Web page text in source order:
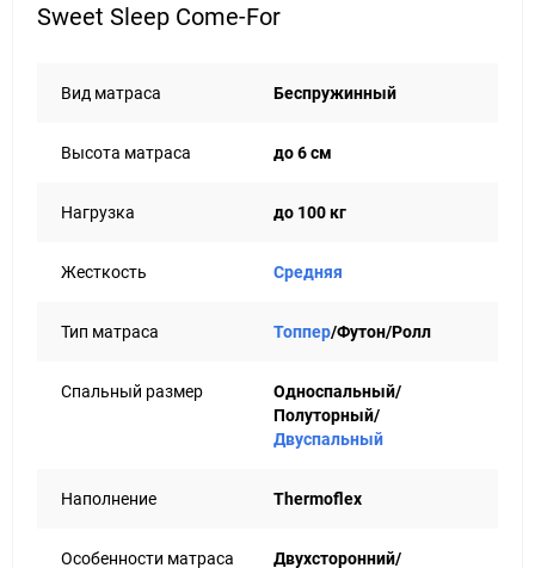
лишнего. Его легко уложить на диван, раскладушку,
гостевую кровать или даже на пол - и везде он
баланс для тех, кто не хочет проваливаться, но и не спать
на доске.
экспериментируйте, дайте себе шанс выбрать сторону по
не наоборот. Воздух гуляет, клещи бегут прочь, ткань
А ещё он из тех, кто не требует лишнего: лёгкий,
представляете утро без него.
Дебют - для тех, кто ценит простые вещи, сделанные
Sweet Sleep Come-For
Вид матраса Беспружинный
Высота матраса до 6 см
Нагрузка до 100 кг
Жесткость Средняя
Тип матраса Топпер/Футон/Ролл
Спальный размер
Односпальный/
Полуторный/
Двуспальный
Наполнение Thermoflex
Особенности матраса
Двухсторонний/